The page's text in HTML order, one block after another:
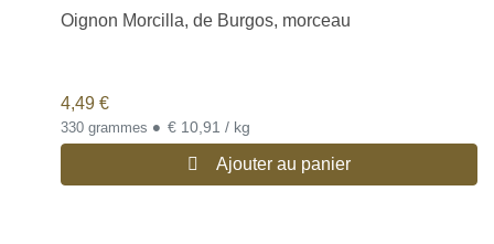
Oignon Morcilla, de Burgos, morceau
4,49 €
330 grammes • € 10,91 / kg
Ajouter au panier